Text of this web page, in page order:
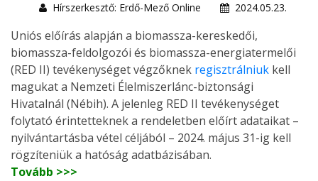
Hírszerkesztő: Erdő-Mező Online
2024.05.23.
Uniós előírás alapján a biomassza-kereskedői,
biomassza-feldolgozói és biomassza-energiatermelői
(RED II) tevékenységet végzőknek regisztrálniuk kell
magukat a Nemzeti Élelmiszerlánc-biztonsági
Hivatalnál (Nébih). A jelenleg RED II tevékenységet
folytató érintetteknek a rendeletben előírt adataikat –
nyilvántartásba vétel céljából – 2024. május 31-ig kell
rögzíteniük a hatóság adatbázisában.
Tovább >>>